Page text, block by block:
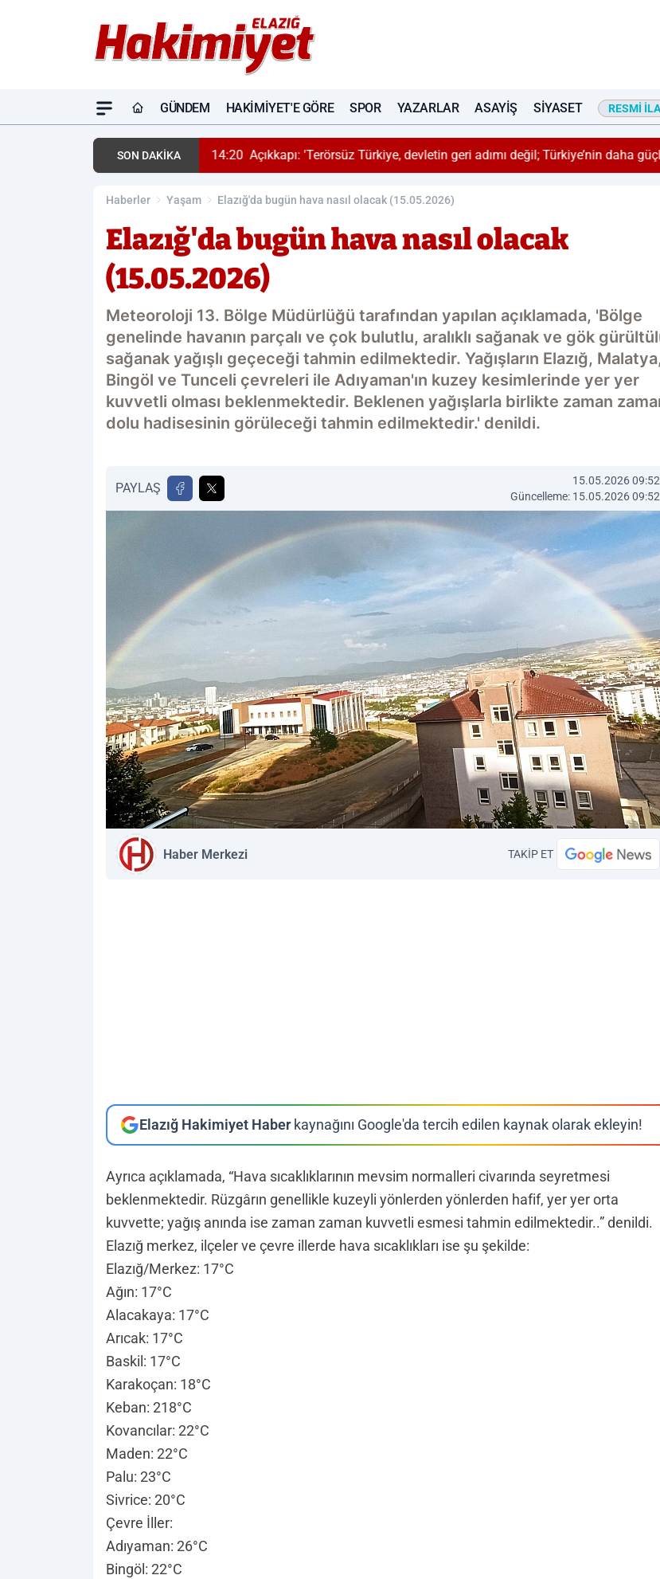
GÜNDEM HAKIMIYET'E GÖRE SPOR YAZARLAR ASAYIŞ SIYASET RESMI
SON DAKİKA
'Terörsüz Türkiye, devletin geri adımı değil; Türkiye’nin daha güçlü yarınlara yürüyüşüdür'
Haberler Yaşam Elazığ'da bugün hava nasıl olacak (15.05.2026)
Elazığ'da bugün hava nasıl olacak
(15.05.2026)
Meteoroloji 13. Bölge Müdürlüğü tarafından yapılan açıklamada, 'Bölge
genelinde havanın parçalı ve çok bulutlu, aralıklı sağanak ve gök
sağanak yağışlı geçeceği tahmin edilmektedir. Yağışların Elazığ,
Bingöl ve Tunceli çevreleri ile Adıyaman'ın kuzey kesimlerinde yer yer
kuvvetli olması beklenmektedir. Beklenen yağışlarla birlikte zaman
dolu hadisesinin görüleceği tahmin edilmektedir.' denildi.
PAYLAŞ
15.05.2026 09:52
Güncelleme: 15.05.2026 09:52
Haber Merkezi TAKİP ET
Elazığ Hakimiyet Haberkaynağını Google'da tercih edilen kaynak olarak ekleyin!
Ayrıca açıklamada, “Hava sıcaklıklarının mevsim normalleri civarında seyretmesi
beklenmektedir. Rüzgârın genellikle kuzeyli yönlerden yönlerden hafif, yer yer orta
kuvvette; yağış anında ise zaman zaman kuvvetli esmesi tahmin edilmektedir..” denildi.
Elazığ merkez, ilçeler ve çevre illerde hava sıcaklıkları ise şu şekilde:
Elazığ/Merkez: 17°C
Ağın: 17°C
Alacakaya: 17°C
Arıcak: 17°C
Baskil: 17°C
Karakoçan: 18°C
Keban: 218°C
Kovancılar: 22°C
Maden: 22°C
Palu: 23°C
Sivrice: 20°C
Çevre İller:
Adıyaman: 26°C
Bingöl: 22°C